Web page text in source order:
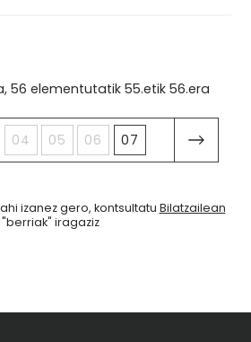
56 elementutatik 55.etik 56.era
04 05 06 07
izanez gero, kontsultatu Bilatzailean
"berriak" iragaziz